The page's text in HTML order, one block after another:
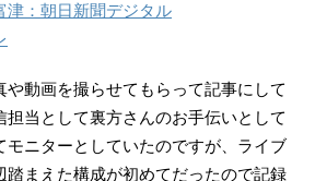
：朝日新聞デジタル
動画を撮らせてもらって記事にして
当として裏方さんのお手伝いとして
ニターとしていたのですが、ライブ
まえた構成が初めてだったので記録